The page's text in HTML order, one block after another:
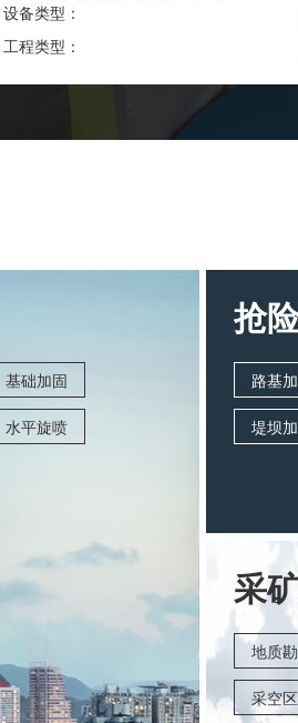
设备类型：
工程类型：
基础加固
水平旋喷
抢
路基
堤坝
采
地质
采空